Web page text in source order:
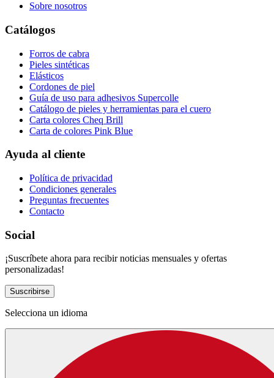
Sobre nosotros
Catálogos
Forros de cabra
Pieles sintéticas
Elásticos
Cordones de piel
Guía de uso para adhesivos Supercolle
Catálogo de pieles y herramientas para el cuero
Carta colores Cheq Brill
Carta de colores Pink Blue
Ayuda al cliente
Política de privacidad
Condiciones generales
Preguntas frecuentes
Contacto
Social
¡Suscríbete ahora para recibir noticias mensuales y ofertas
personalizadas!
Suscribirse
Selecciona un idioma